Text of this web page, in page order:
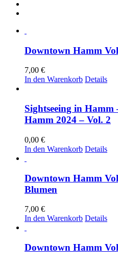
Downtown Hamm
7,00 €
In den Warenkorb Details
Sightseeing in
Hamm 2024 – Vol. 2
0,00 €
In den Warenkorb Details
Downtown Hamm
Blumen
7,00 €
In den Warenkorb Details
Downtown Hamm